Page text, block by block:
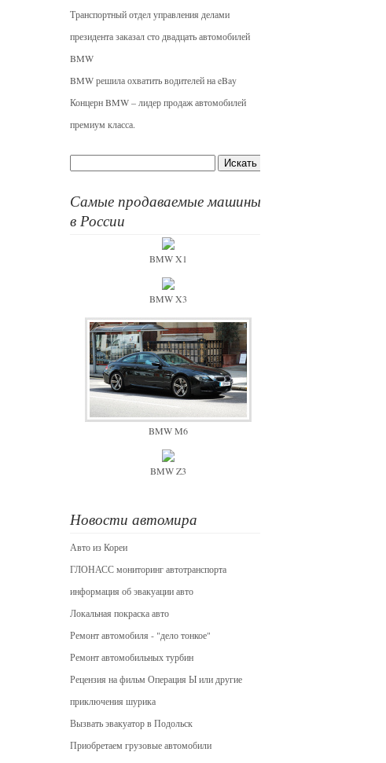
Транспортный отдел управления делами
президента заказал сто двадцать автомобилей
BMW
BMW решила охватить водителей на eBay
Концерн BMW – лидер продаж автомобилей
премиум класса.
Самые продаваемые машины
в России
BMW X1
BMW X3
BMW M6
BMW Z3
Новости автомира
Авто из Кореи
ГЛОНАСС мониторинг автотранспорта
информация об эвакуации авто
Локальная покраска авто
Ремонт автомобиля - "дело тонкое"
Ремонт автомобильных турбин
Рецензия на фильм Операция Ы или другие
приключения шурика
Вызвать эвакуатор в Подольск
Приобретаем грузовые автомобили